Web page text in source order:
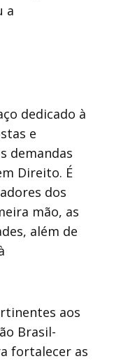
a
dedicado à
e
demandas
Direito. É
dos
mão, as
além de
aos
Brasil-
fortalecer as